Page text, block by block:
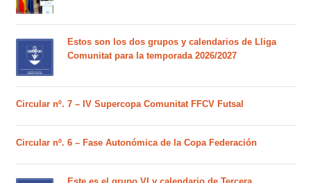
Estos son los dos grupos y calendarios de Lliga
Comunitat para la temporada 2026/2027
Circular nº. 7 – IV Supercopa Comunitat FFCV Futsal
Circular nº. 6 – Fase Autonómica de la Copa Federación